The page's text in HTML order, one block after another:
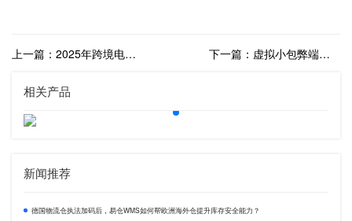
上一篇：2025年跨境电商新格局：中国品牌如何借助海外仓实现全球化突破 下一篇：虚拟小包弊端显现，正规海外仓才是大势所趋
相关产品
新闻推荐
德国物流仓执法加码后，易仓WMS如何帮欧洲海外仓提升库存安全能力？